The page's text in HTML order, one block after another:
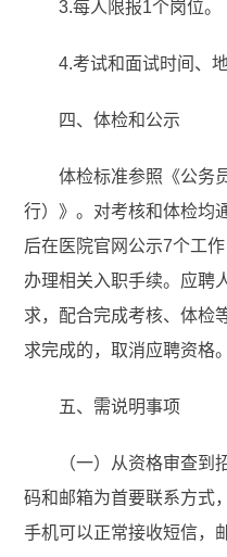
3.每人限报1个岗位。
4.考试和面试时间、
四、体检和公示
体检标准参照《公务
行）》。对考核和体检均
后在医院官网公示7个工
办理相关入职手续。应聘
求，配合完成考核、体检
求完成的，取消应聘资格。
五、需说明事项
（一）从资格审查到
码和邮箱为首要联系方式
手机可以正常接收短信，